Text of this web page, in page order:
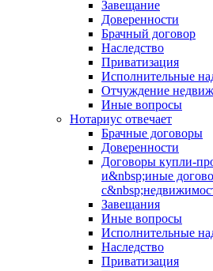
Завещание
Доверенности
Брачный договор
Наследство
Приватизация
Исполнительные
Отчуждение
Иные вопросы
Нотариус отвечает
Брачные договоры
Доверенности
Договоры купли-
и&nbsp;иные
Завещания
Иные вопросы
Исполнительные
Наследство
Приватизация